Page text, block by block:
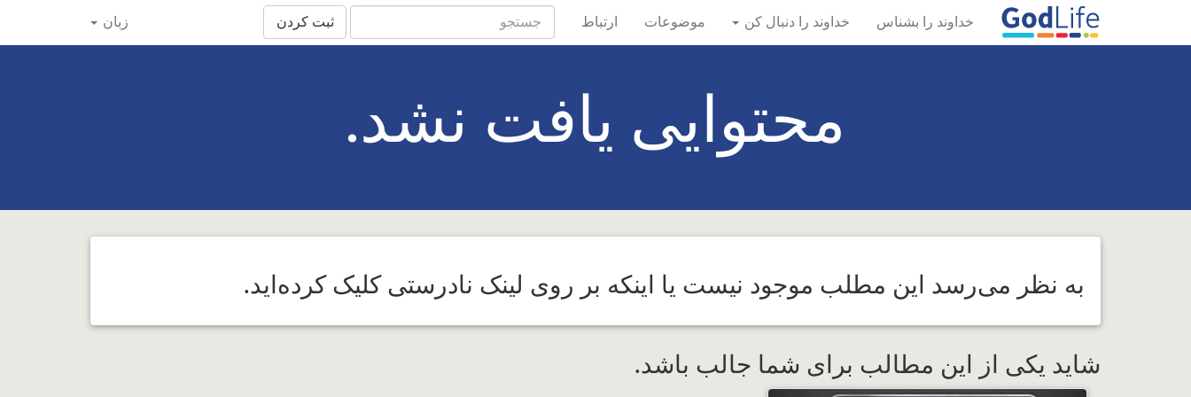
خداوند را بشناس خداوند را دنبال کن موضوعات ارتباط زبان ثبت کردن
محتوایی یافت نشد.
به نظر می‌رسد این مطلب موجود نیست یا اینکه بر روی لینک نادرستی کلیک کرده‌اید.
شاید یکی از این مطالب برای شما جالب باشد.